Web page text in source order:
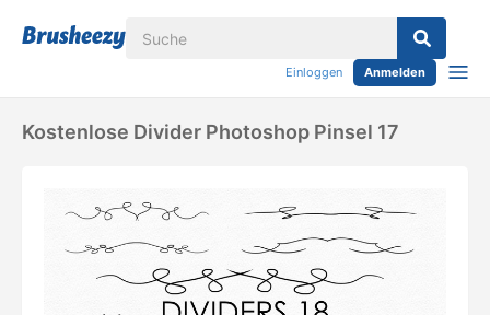
Einloggen Anmelden
Kostenlose Divider Photoshop Pinsel 17